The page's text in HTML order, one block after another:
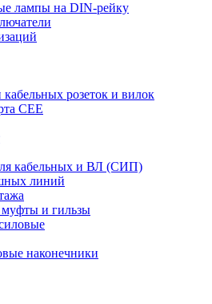
лампы на DIN-рейку
розеток и вилок
CEE
кабельных и ВЛ (СИП)
линий
и гильзы
наконечники